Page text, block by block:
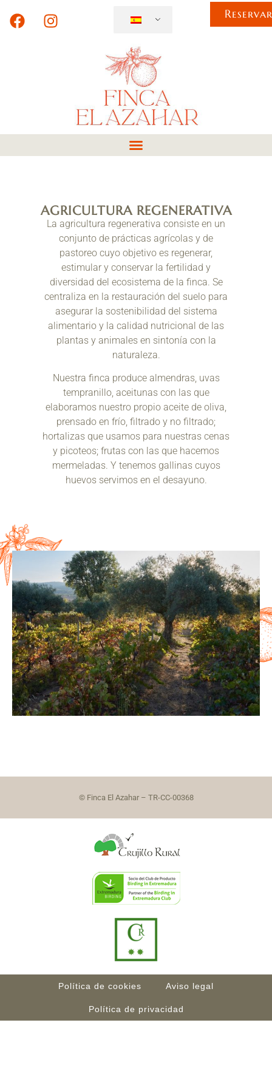
AGRICULTURA REGENERATIVA
La agricultura regenerativa consiste en un
conjunto de prácticas agrícolas y de
pastoreo cuyo objetivo es regenerar,
estimular y conservar la fertilidad y
diversidad del ecosistema de la finca. Se
centraliza en la restauración del suelo para
asegurar la sostenibilidad del sistema
alimentario y la calidad nutricional de las
plantas y animales en sintonía con la
naturaleza.
Nuestra finca produce almendras, uvas
tempranillo, aceitunas con las que
elaboramos nuestro propio aceite de oliva,
prensado en frío, filtrado y no filtrado;
hortalizas que usamos para nuestras cenas
y picoteos; frutas con las que hacemos
mermeladas. Y tenemos gallinas cuyos
huevos servimos en el desayuno.
© Finca El Azahar – TR-CC-00368
Política de cookies Aviso legal
Política de privacidad